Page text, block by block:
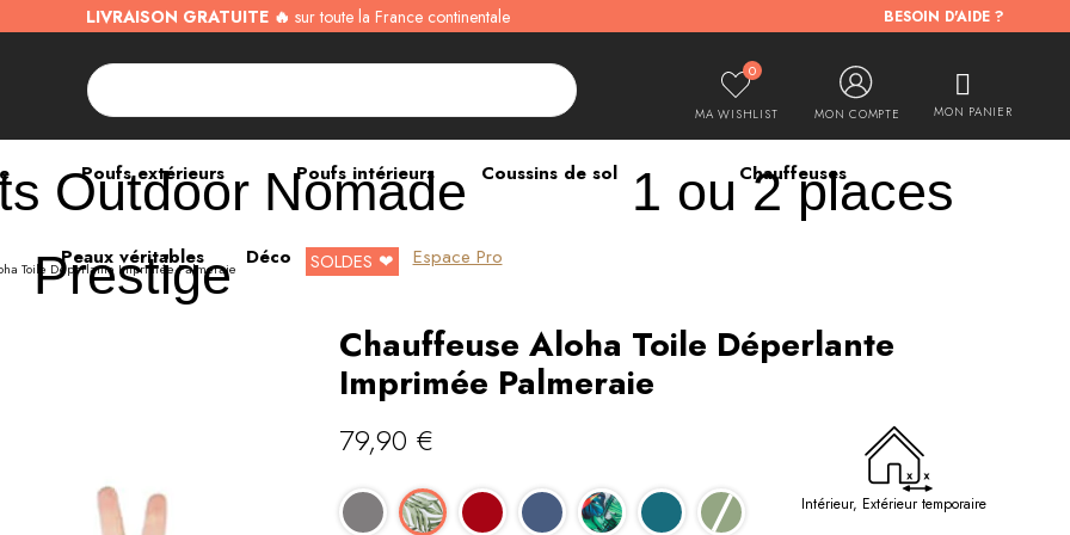
LIVRAISON GRATUITE 🔥 sur toute la France continentale BESOIN D'AIDE ?
MON PANIER
0
MA WISHLIST MON COMPTE
Poufs extérieurs
Outdoor Poufs intérieurs
Nomade Coussins de sol Chauffeuses
1 ou 2 places
Peaux véritables
Prestige Déco SOLDES ❤ Espace Pro
Toile Déperlante Imprimée Palmeraie
Chauffeuse Aloha Toile Déperlante
Imprimée Palmeraie
79,90 €
Intérieur, Extérieur temporaire